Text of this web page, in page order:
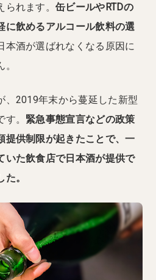
られます。缶ビールやRTDの
に飲めるアルコール飲料の選
本酒が選ばれなくなる原因に
、2019年末から蔓延した新型
。 緊急事態宣言などの政策
提供制限が起きたことで、一
いた飲食店で日本酒が提供で
。